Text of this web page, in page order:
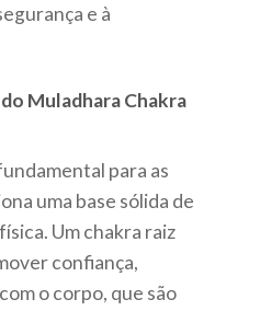
e à
Muladhara Chakra
para as
uma base sólida de
Um chakra raiz
confiança,
o corpo, que são